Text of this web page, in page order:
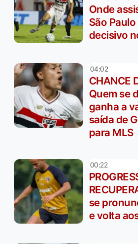
Onde
São
decisivo
04:02
CHANCE
Quem se
ganha a
saída de
para MLS
00:22
se
e volta